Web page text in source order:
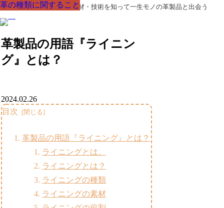
革製品の部品の呼び名・素材・技術を知って一生モノの革製品と出会う
革製品の用語『ライニン
グ』とは？
革の種類に関すること
2024.02.26
目次
革製品の用語『ライニング』とは？
ライニングとは。
ライニングとは？
ライニングの種類
ライニングの素材
革の種類に関すること
革の種類に関すること
革の種類に関すること
革の種類に関すること
革の種類に関すること
革の種類に関すること